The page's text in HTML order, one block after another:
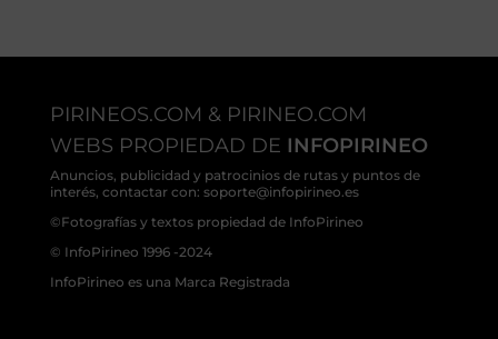
PIRINEOS.COM & PIRINEO.COM
WEBS PROPIEDAD DE INFOPIRINEO
Anuncios, publicidad y patrocinios de rutas y puntos de
interés, contactar con: soporte@infopirineo.es
©Fotografías y textos propiedad de InfoPirineo
© InfoPirineo 1996 -2024
InfoPirineo es una Marca Registrada